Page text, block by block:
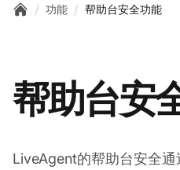
/ 功能 / 帮助台安全功能
帮助台安
LiveAgent的帮助台安全通